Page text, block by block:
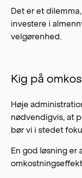
Det er et
investere i
velgørenhed.
Kig på
Høje
nødvendigvis, at
bør vi i stedet
En god løsning er